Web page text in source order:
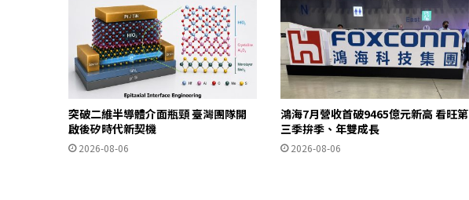
突破二維半導體介面瓶頸 臺灣團隊開
啟後矽時代新契機
2026-08-06
鴻海7月營收首破9465億元新高 看旺第
三季拚季、年雙成長
2026-08-06